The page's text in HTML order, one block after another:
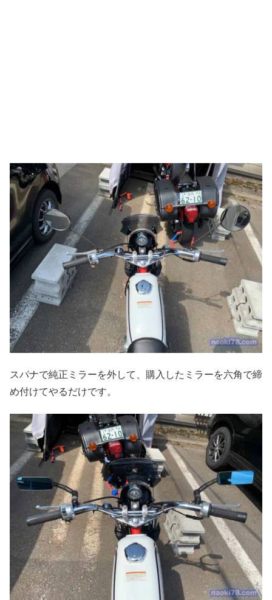
スパナで純正ミラーを外して、購入したミラーを六角で締
め付けてやるだけです。